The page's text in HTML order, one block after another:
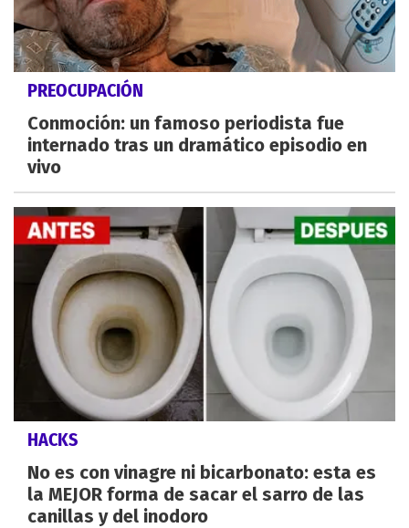
PREOCUPACIÓN
Conmoción: un famoso periodista fue
internado tras un dramático episodio en
vivo
HACKS
No es con vinagre ni bicarbonato: esta es
la MEJOR forma de sacar el sarro de las
canillas y del inodoro